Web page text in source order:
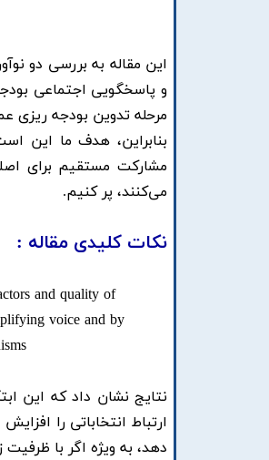
این مقاله به بررسی دو
و پاسخگویی اجتماعی
مرحله تدوین بودجه ریزی
بنابراین، هدف ما این
مشارکت مستقیم برای
می‌کنند، پر کنیم.
نکات کلیدی مقاله :
and quality of
voice and by
نتایج نشان داد که این
ارتباط انتخاباتی را
دهد، به ویژه اگر با